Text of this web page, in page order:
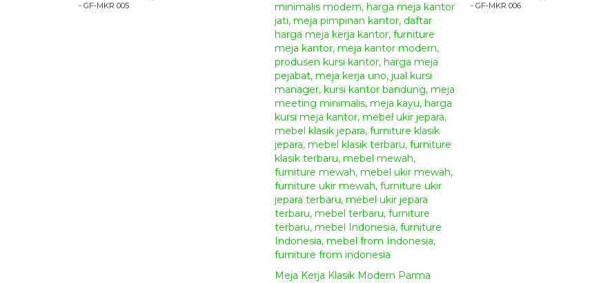
Metode Pemesanan :
Anda dapat melakukan pemesanan produk
caraonline chatting
pembayaran dapat melalui transfer bank lokal
dengan ketentuan sebagai berikut.
Pilih produk mebel yang anda inginkan, lalu
kepada kami.
Selanjutnya silahkan melakukan transfer
Sisa pembayaran
dapat anda bayarkan
siap kirim dan anda sudah mendapatkan
Catatan Tambahan :
Untuk pengiriman kami menggunakan jasa
Jepara
dengan harga yang terjangkau dan
bersifatUtuh
- GF-MKR 005
Meja Kerja Klasik Modern Parma
- GF-MKR 006